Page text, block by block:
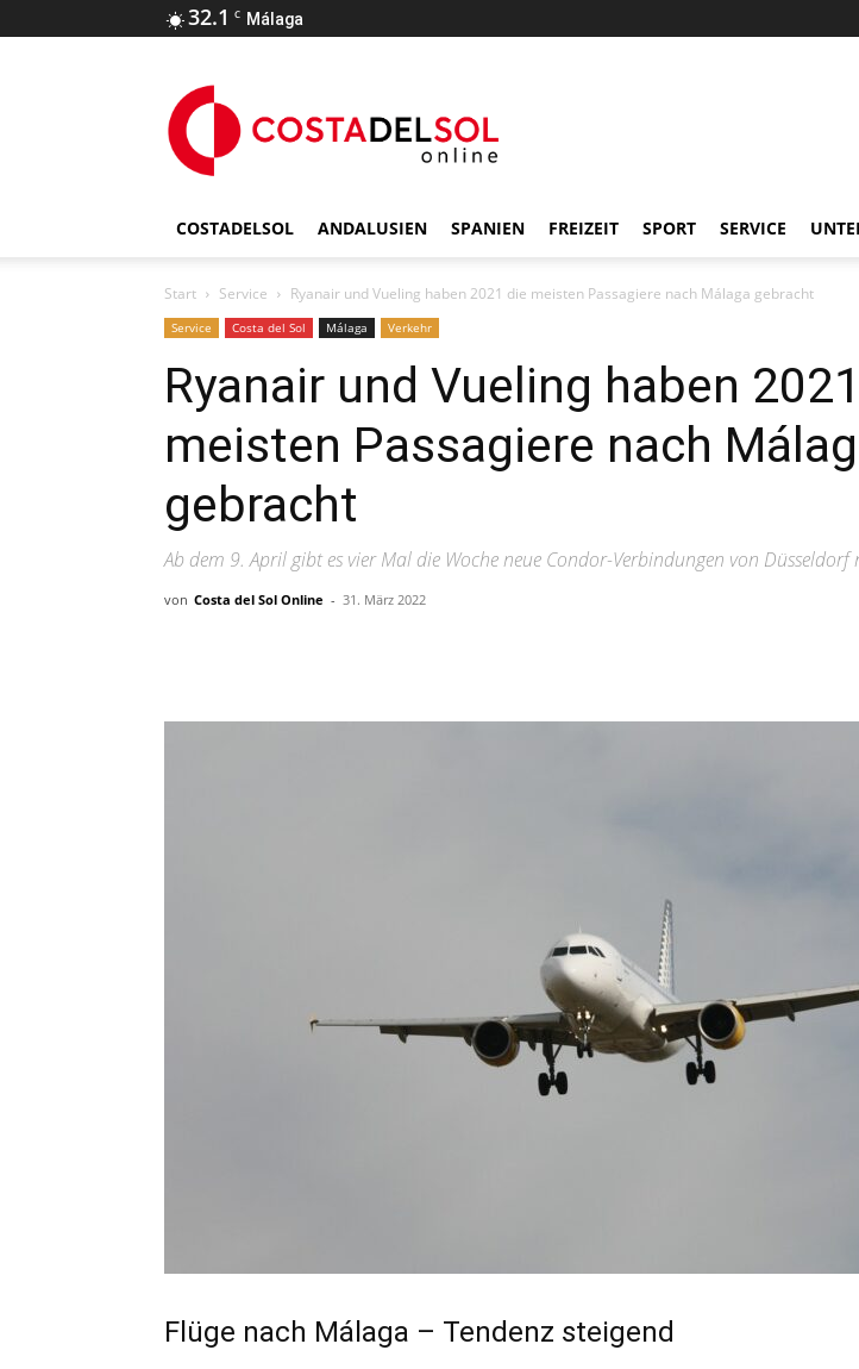
32.1 C Málaga
COSTADELSOL ANDALUSIEN SPANIEN FREIZEIT SPORT SERVICE
Start Service Ryanair und Vueling haben 2021 die meisten Passagiere nach Málaga gebracht
Service Costa del Sol Málaga Verkehr
Ryanair und Vueling haben
meisten Passagiere nach
gebracht
Ab dem 9. April gibt es vier Mal die Woche neue Condor-Verbindungen von Düsseldorf
von Costa del Sol Online - 31. März 2022
Flüge nach Málaga – Tendenz steigend